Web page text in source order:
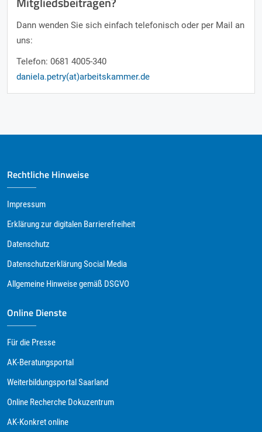
Dann wenden Sie sich einfach telefonisch oder per Mail an
uns:
Telefon: 0681 4005-340
daniela.petry(at)arbeitskammer.de
Rechtliche Hinweise
Impressum
Erklärung zur digitalen Barrierefreiheit
Datenschutz
Datenschutzerklärung Social Media
Allgemeine Hinweise gemäß DSGVO
Online Dienste
Für die Presse
AK-Beratungsportal
Weiterbildungsportal Saarland
Online Recherche Dokuzentrum
AK-Konkret online